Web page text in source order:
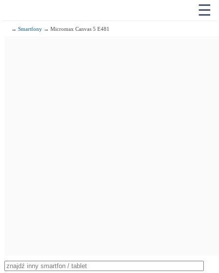
☰
→Smartfony → Micromax Canvas 5 E481